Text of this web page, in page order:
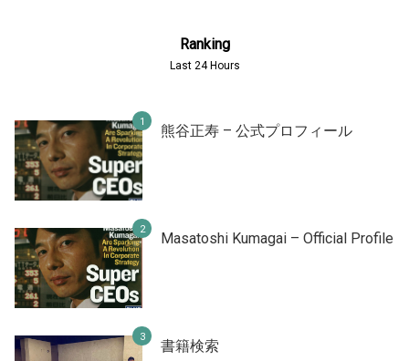
Ranking
Last 24 Hours
熊谷正寿 – 公式プロフィール
Masatoshi Kumagai – Official Profile
書籍検索